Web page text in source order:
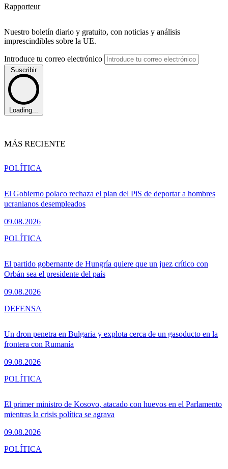
Rapporteur
Nuestro boletín diario y gratuito, con noticias y análisis
imprescindibles sobre la UE.
Introduce tu correo electrónico
Suscribir
Loading...
MÁS RECIENTE
El Gobierno polaco rechaza el plan del PiS de deportar a hombres
ucranianos desempleados
09.08.2026
POLÍTICA
El partido gobernante de Hungría quiere que un juez crítico con
Orbán sea el presidente del país
09.08.2026
POLÍTICA
Un dron penetra en Bulgaria y explota cerca de un gasoducto en la
frontera con Rumanía
09.08.2026
DEFENSA
El primer ministro de Kosovo, atacado con huevos en el Parlamento
mientras la crisis política se agrava
09.08.2026
POLÍTICA
POLÍTICA